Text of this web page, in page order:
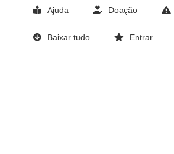
Ajuda Doação
Baixar tudo Entrar